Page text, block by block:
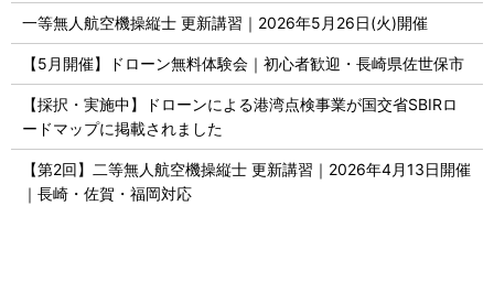
一等無人航空機操縦士 更新講習｜2026年5月26日(火)開催
【5月開催】ドローン無料体験会｜初心者歓迎・長崎県佐世保市
【採択・実施中】ドローンによる港湾点検事業が国交省SBIRロ
ードマップに掲載されました
【第2回】二等無人航空機操縦士 更新講習｜2026年4月13日開催
｜長崎・佐賀・福岡対応